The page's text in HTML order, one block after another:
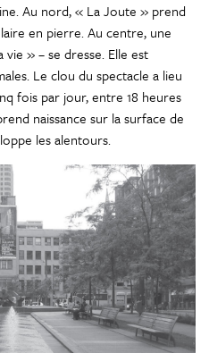
Au nord, « La Joute » prend
en pierre. Au centre, une
» – se dresse. Elle est
Le clou du spectacle a lieu
fois par jour, entre 18 heures
naissance sur la surface de
les alentours.